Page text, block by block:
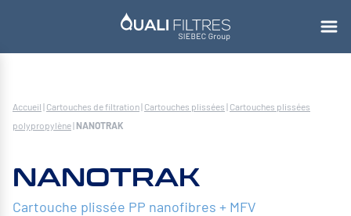
Accueil | Cartouches de filtration| Cartouches plissées | Cartouches plissées
polypropylène|NANOTRAK
NANOTRAK
Cartouche plissée PP nanofibres + MFV